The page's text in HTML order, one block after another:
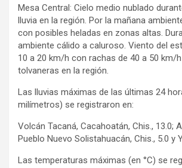
Mesa Central: Cielo medio nublado
lluvia en la región. Por la mañana
con posibles heladas en zonas altas.
ambiente cálido a caluroso. Viento del
10 a 20 km/h con rachas de 40 a 50 km/
tolvaneras en la región.
Las lluvias máximas de las últimas 24
milímetros) se registraron en:
Volcán Tacaná, Cacahoatán, Chis., 13.0;
Pueblo Nuevo Solistahuacán, Chis., 5.0 y
Las temperaturas máximas (en °C) se